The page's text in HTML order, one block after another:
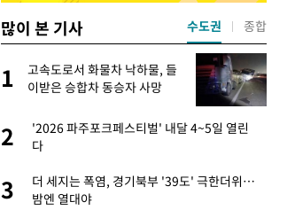
많이 본 기사
1
고속도로서 화물차 낙하물, 들
이받은 승합차 동승자 사망
2
'2026 파주포크페스티벌' 내달 4~5일 열린
다
3
더 세지는 폭염, 경기북부 '39도' 극한더위…
밤엔 열대야
수도권 종합